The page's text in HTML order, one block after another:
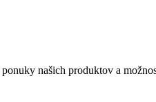
našich produktov a